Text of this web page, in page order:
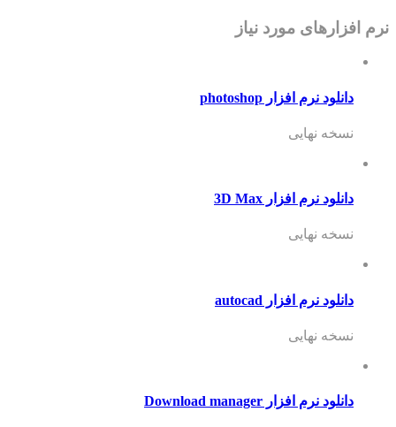
نرم افزارهای مورد نیاز
دانلود نرم افزار photoshop
نسخه نهایی
دانلود نرم افزار 3D Max
نسخه نهایی
دانلود نرم افزار autocad
نسخه نهایی
دانلود نرم افزار Download manager